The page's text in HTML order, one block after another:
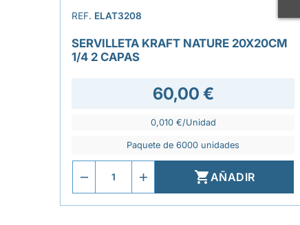
REF. ELAT3208
SERVILLETA KRAFT NATURE 20X20CM
1/4 2 CAPAS
60,00 €
0,010 €/Unidad
Paquete de 6000 unidades
AÑADIR